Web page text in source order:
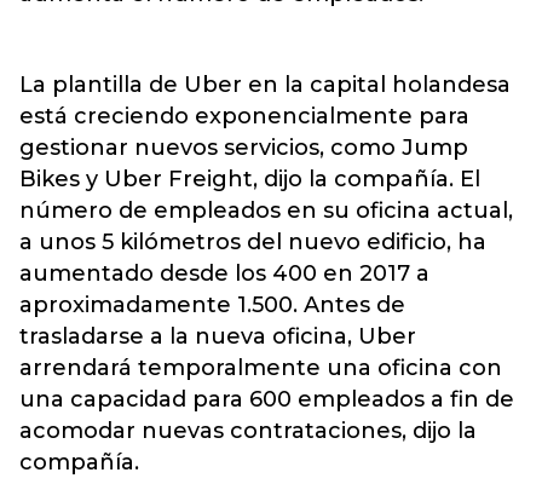
La plantilla de Uber en la capital holandesa
está creciendo exponencialmente para
gestionar nuevos servicios, como Jump
Bikes y Uber Freight, dijo la compañía. El
número de empleados en su oficina actual,
a unos 5 kilómetros del nuevo edificio, ha
aumentado desde los 400 en 2017 a
aproximadamente 1.500. Antes de
trasladarse a la nueva oficina, Uber
arrendará temporalmente una oficina con
una capacidad para 600 empleados a fin de
acomodar nuevas contrataciones, dijo la
compañía.